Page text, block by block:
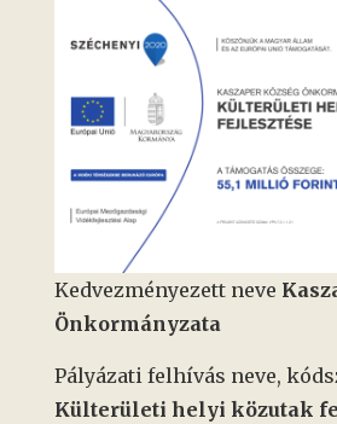
Kedvezményezett neve
Önkormányzata
Pályázati felhívás neve,
Külterületi helyi közutak